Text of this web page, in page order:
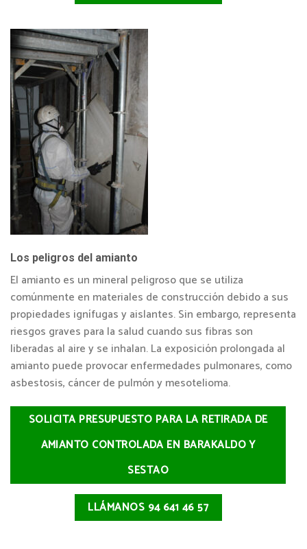
Los peligros del amianto
El amianto es un mineral peligroso que se utiliza
comúnmente en materiales de construcción debido a sus
propiedades ignífugas y aislantes. Sin embargo, representa
riesgos graves para la salud cuando sus fibras son
liberadas al aire y se inhalan. La exposición prolongada al
amianto puede provocar enfermedades pulmonares, como
asbestosis, cáncer de pulmón y mesotelioma.
SOLICITA PRESUPUESTO PARA LA RETIRADA DE
AMIANTO CONTROLADA EN BARAKALDO Y
SESTAO
LLÁMANOS 94 641 46 57